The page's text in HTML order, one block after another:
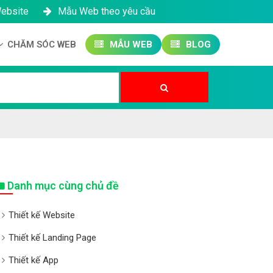
Mẫu Web theo yêu cầu
CHĂM SÓC WEB MẪU WEB BLOG
Danh mục cùng chủ đề
Thiết kế Website
Thiết kế Landing Page
Thiết kế App